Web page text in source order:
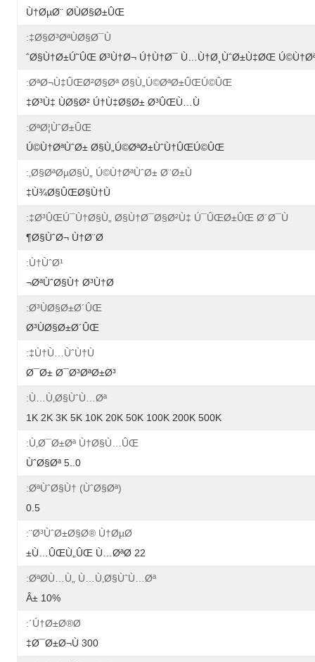
Ù†ØµØ¨ Ø­ÙØ§Ø±ÛŒ
Ø§Ø³ØªÙØ§Ø¯Ù‡:
Ø§Ù†Ø±Ú˜ÛŒ Ø³Ù†Ø¬ Ú†Ù†Ø¯ Ù…Ù†Ø¸ÙˆØ±Ù‡ØŒ
ØªØ¬Ù‡ÛŒØ²Ø§Øª Ø§Ù„Ú©ØªØ±ÛŒÚ©ÛŒ:
Ø³Ù‡ ÙØ§Ø² Ú†Ù‡Ø§Ø± Ø³ÛŒÙ…Ù‡
ØªØ¦ÙˆØ±ÛŒ:
Ú©Ù†ØªÙˆØ± Ø§Ù„Ú©ØªØ±ÙˆÙ†ÛŒÚ©ÛŒ
Ø§ØªØµØ§Ù„ Ú©Ù†ØªÙˆØ± Ø¨Ø±Ù‚:
Ù¾Ø§ÛŒØ§Ù†Ù‡
Ø³ÛŒÚ¯Ù†Ø§Ù„ Ø§Ù†Ø¯Ø§Ø²Ù‡ Ú¯ÛŒØ±ÛŒ Ø´Ø¯Ù‡:
Ø§ÙˆØ¬ Ù†Ø¨Ø¶
Ù†ÙˆØ¹:
ØªÙˆØ§Ù† Ø³Ù†Ø¬
Ø³ÙØ§Ø±Ø´ÛŒ:
Ø³ÙØ§Ø±Ø´ÛŒ
Ù†Ù…ÙˆÙ†Ù‡:
Ø¯Ø± Ø¯Ø³ØªØ±Ø³
Ù…Ù‚Ø§ÙˆÙ…Øª:
1K 2K 3K 5K 10K 20K 50K 100K 200K 500K
Ù‚Ø¯Ø±Øª Ù†Ø§Ù…ÛŒ:
0..5 ÙˆØ§Øª
ØªÙˆØ§Ù† (ÙˆØ§Øª):
0.5
Ø³ÙˆØ±Ø§Ø® Ù†ØµØ¨:
22 Ù…ÛŒÙ„ÛŒ Ù…ØªØ±
ØªØ­Ù…Ù„ Ù…Ù‚Ø§ÙˆÙ…Øª:
Â± 10%
Ú†Ø±Ø®Ø´:
300 Ø¯Ø±Ø¬Ù‡